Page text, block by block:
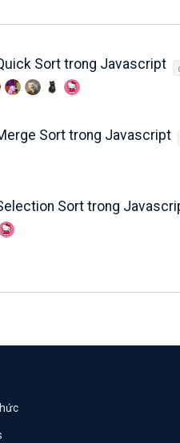
Sort trong Javascript
Sort trong Javascript
Sort trong